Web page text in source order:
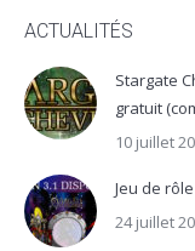
ACTUALITÉS
Stargate
gratuit
10 juillet
Jeu de
24 juillet